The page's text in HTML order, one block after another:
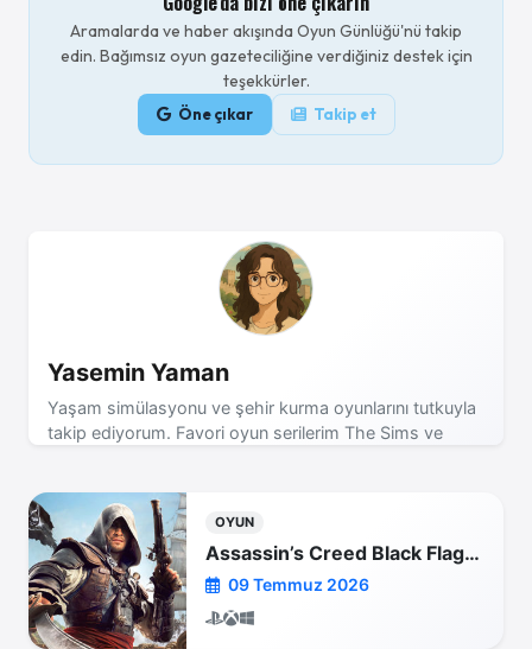
Aramalarda ve haber akışında Oyun Günlüğü'nü takip
edin. Bağımsız oyun gazeteciliğine verdiğiniz destek için
teşekkürler.
Öne çıkar Takip et
Yasemin Yaman
Yaşam simülasyonu ve şehir kurma oyunlarını tutkuyla
takip ediyorum. Favori oyun serilerim The Sims ve
OYUN
Assassin’s Creed Black Flag Resynced
09 Temmuz 2026